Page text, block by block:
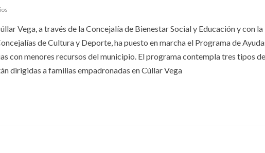
Vega, a través de la Concejalía de Bienestar Social y Educación y con la
de Cultura y Deporte, ha puesto en marcha el Programa de
con menores recursos del municipio. El programa contempla tres tipos de
dirigidas a familias empadronadas en Cúllar Vega